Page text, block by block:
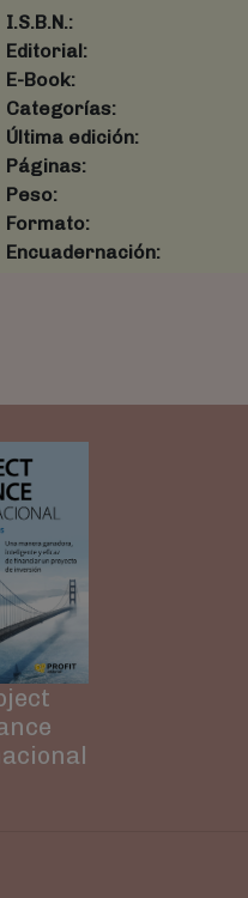
I.S.B.N.:
Editorial:
E-Book:
Categorías:
Última edición:
Páginas:
Peso:
Formato:
Encuadernación: